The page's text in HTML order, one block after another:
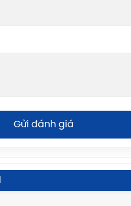
Gửi đánh giá